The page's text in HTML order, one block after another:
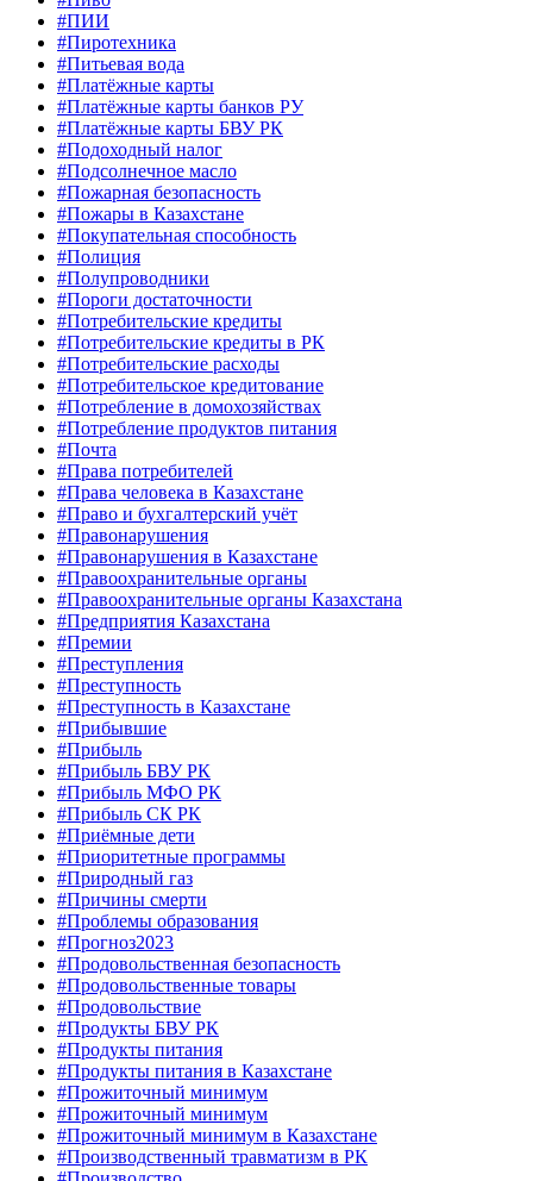
#ПИИ
#Пиротехника
#Питьевая вода
#Платёжные карты
#Платёжные карты банков РУ
#Платёжные карты БВУ РК
#Подоходный налог
#Подсолнечное масло
#Пожарная безопасность
#Пожары в Казахстане
#Покупательная способность
#Полиция
#Полупроводники
#Пороги достаточности
#Потребительские кредиты
#Потребительские кредиты в РК
#Потребительские расходы
#Потребительское кредитование
#Потребление в домохозяйствах
#Потребление продуктов питания
#Почта
#Права потребителей
#Права человека в Казахстане
#Право и бухгалтерский учёт
#Правонарушения
#Правонарушения в Казахстане
#Правоохранительные органы
#Правоохранительные органы Казахстана
#Предприятия Казахстана
#Премии
#Преступления
#Преступность
#Преступность в Казахстане
#Прибывшие
#Прибыль
#Прибыль БВУ РК
#Прибыль МФО РК
#Прибыль СК РК
#Приёмные дети
#Приоритетные программы
#Природный газ
#Причины смерти
#Проблемы образования
#Прогноз2023
#Продовольственная безопасность
#Продовольственные товары
#Продовольствие
#Продукты БВУ РК
#Продукты питания
#Продукты питания в Казахстане
#Прожиточный минимум
#Прожиточный минимум
#Прожиточный минимум в Казахстане
#Производственный травматизм в РК